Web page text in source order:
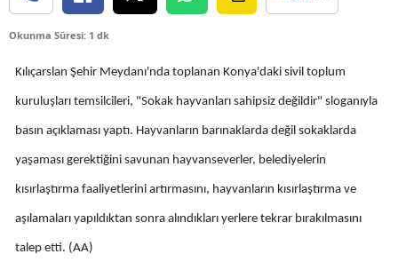
Çorum
Edirne
Elazığ
Erzincan
Okunma Süresi: 1 dk
Kılıçarslan Şehir Meydanı'nda toplanan Konya'daki sivil toplum
kuruluşları temsilcileri, "Sokak hayvanları sahipsiz değildir" sloganıyla
basın açıklaması yaptı. Hayvanların barınaklarda değil sokaklarda
yaşaması gerektiğini savunan hayvanseverler, belediyelerin
kısırlaştırma faaliyetlerini artırmasını, hayvanların kısırlaştırma ve
aşılamaları yapıldıktan sonra alındıkları yerlere tekrar bırakılmasını
talep etti. (AA)